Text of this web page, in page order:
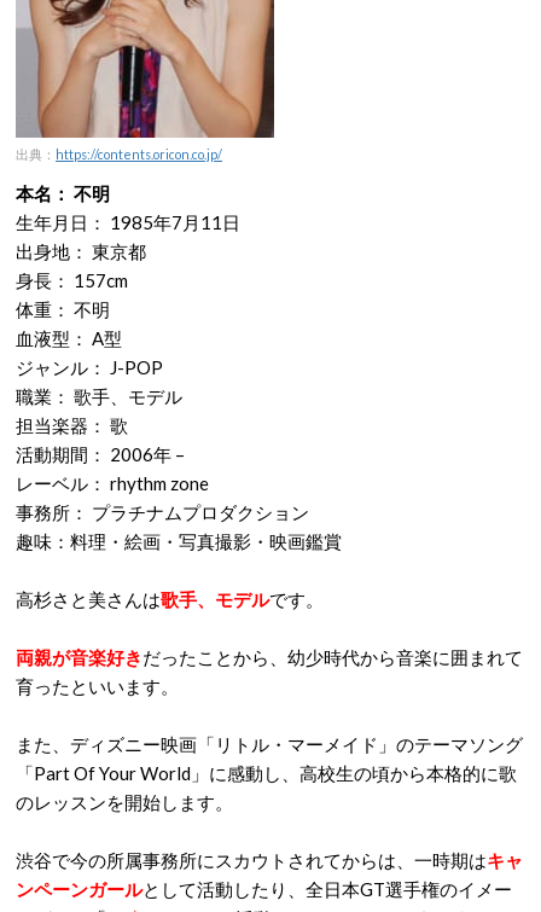
出典： https://contents.oricon.co.jp/
本名： 不明
生年月日： 1985年7月11日
出身地： 東京都
身長： 157cm
体重： 不明
血液型： A型
ジャンル： J-POP
職業： 歌手、モデル
担当楽器： 歌
活動期間： 2006年 –
レーベル： rhythm zone
事務所： プラチナムプロダクション
趣味： 料理・絵画・写真撮影・映画鑑賞
高杉さと美さんは歌手、モデルです。
両親が音楽好きだったことから、幼少時代から音楽に囲まれて
育ったといいます。
また、ディズニー映画「リトル・マーメイド」のテーマソング
「Part Of Your World」に感動し、 高校生の頃から本格的に歌
のレッスンを開始します。
渋谷で今の所属事務所にスカウトされてからは、一時期はキャ
ンペーンガールとして活動したり、全日本GT選手権のイメー